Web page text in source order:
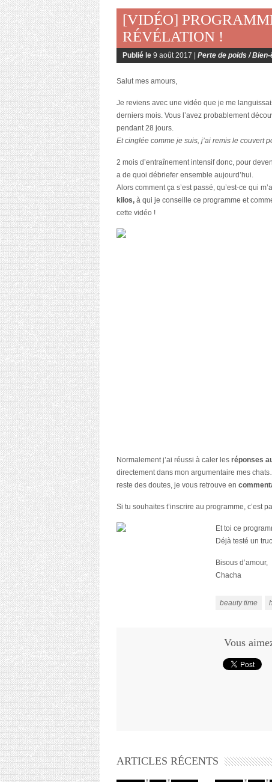
[VIDÉO]
RÉVÉLATION !
Publié le 9 août 2017 | Perte de poids /
Salut mes amours,
Je reviens avec une vidéo que je me
derniers mois. Vous l’avez probablement
pendant 28 jours.
Et cinglée comme je suis, j’ai remis le couvert
2 mois d’entraînement intensif donc, pour
a de quoi débriefer ensemble aujourd’hui.
Alors comment ça s’est passé, qu’est-ce qui
kilos, à qui je conseille ce programme et
cette vidéo !
Normalement j’ai réussi à caler les réponses
directement dans mon argumentaire mes
reste des doutes, je vous retrouve en
Si tu souhaites t’inscrire au programme, c’est
Et toi ce
Déjà testé un
Bisous d’amour,
Chacha
beauty time
Vous
ARTICLES RÉCENTS